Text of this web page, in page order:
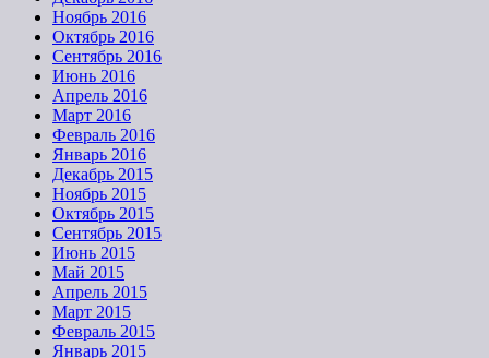
Ноябрь 2016
Октябрь 2016
Сентябрь 2016
Июнь 2016
Апрель 2016
Март 2016
Февраль 2016
Январь 2016
Декабрь 2015
Ноябрь 2015
Октябрь 2015
Сентябрь 2015
Июнь 2015
Май 2015
Апрель 2015
Март 2015
Февраль 2015
Январь 2015